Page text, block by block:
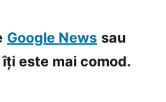
Google News sau
este mai comod.